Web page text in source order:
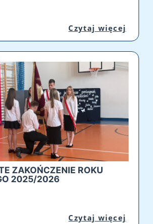
Czytaj więcej
ZAKOŃCZENIE ROKU
2025/2026
Czytaj więcej